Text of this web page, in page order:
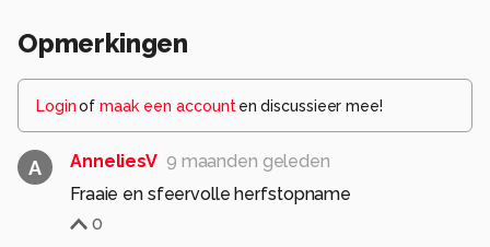
Opmerkingen
Loginof maak een account en discussieer mee!
A AnneliesV 9 maanden geleden
Fraaie en sfeervolle herfstopname
0